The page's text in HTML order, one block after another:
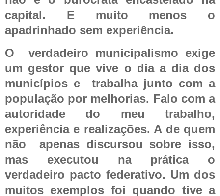
capital. E muito menos o
apadrinhado sem experiência.
O
verdadeiro municipalismo exige
um gestor que vive o dia a dia dos
municípios e
trabalha junto com a
população por melhorias. Falo com a
autoridade do meu trabalho,
experiência e realizações. A de quem
não
apenas discursou sobre isso,
mas executou na prática o
verdadeiro pacto federativo. Um dos
muitos exemplos foi quando tive a